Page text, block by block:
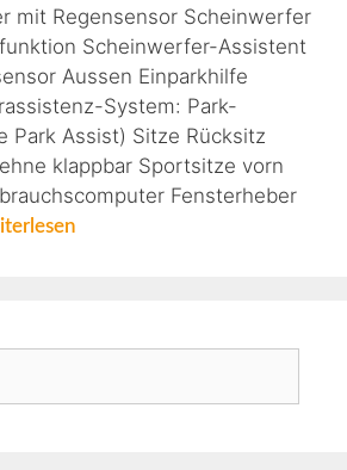
mit Regensensor Scheinwerfer
Scheinwerfer-Assistent
Aussen Einparkhilfe
System: Park-
Park Assist) Sitze Rücksitz
klappbar Sportsitze vorn
Fensterheber